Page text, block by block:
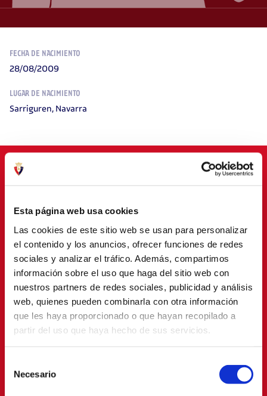
Esta página web usa cookies
Las cookies de este sitio web se usan para personalizar
el contenido y los anuncios, ofrecer funciones de redes
sociales y analizar el tráfico. Además, compartimos
información sobre el uso que haga del sitio web con
nuestros partners de redes sociales, publicidad y análisis
web, quienes pueden combinarla con otra información
que les haya proporcionado o que hayan recopilado a
partir del uso que haya hecho de sus servicios.
Necesario
FECHA DE NACIMIENTO
28/08/2009
LUGAR DE NACIMIENTO
Sarriguren, Navarra